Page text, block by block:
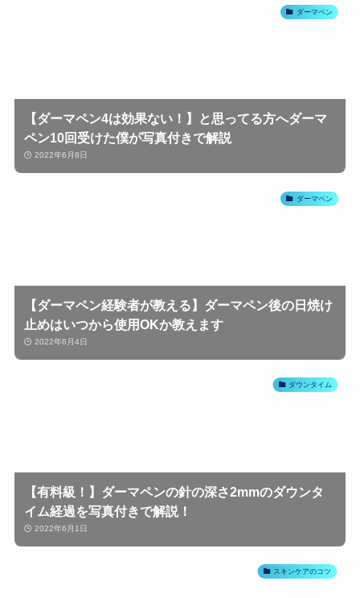
ダーマペン
【ダーマペン4は効果ない！】と思ってる方へダーマ
ペン10回受けた僕が写真付きで解説
2022年6月8日
ダーマペン
【ダーマペン経験者が教える】ダーマペン後の日焼け
止めはいつから使用OKか教えます
2022年6月4日
ダウンタイム
【有料級！】ダーマペンの針の深さ2mmのダウンタ
イム経過を写真付きで解説！
2022年6月1日
スキンケアのコツ